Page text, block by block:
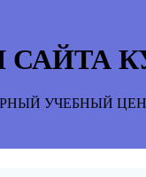
УЧЕБНЫЙ